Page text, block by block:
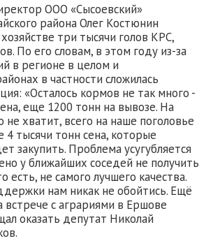
ООО «Сысоевский»
района Олег Костюнин
три тысячи голов КРС,
По его словам, в этом году из-за
в регионе в целом и
в частности сложилась
«Осталось кормов не так много -
еще 1200 тонн на вывозе. На
не хватит, всего на наше поголовье
тысячи тонн сена, которые
закупить. Проблема усугубляется
у ближайших соседей не получить
есть, не самого лучшего качества.
нам никак не обойтись. Ещё
встрече с аграриями в Ершове
оказать депутат Николай